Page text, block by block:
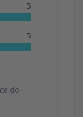
5
5
do